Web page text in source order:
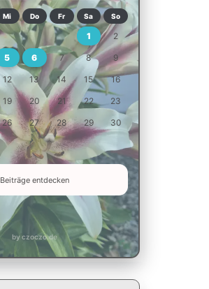
Mi Do Fr Sa So
1 2
5 6 7 8 9
12 13 14 15 16
19 20 21 22 23
26 27 28 29 30
Beiträge entdecken
by czoczo.de